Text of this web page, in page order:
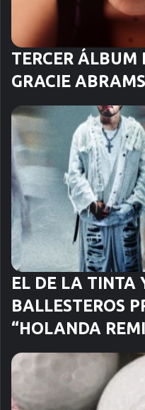
TERCER ÁLBUM
GRACIE ABRAMS
EL DE LA TINTA
BALLESTEROS
“HOLANDA